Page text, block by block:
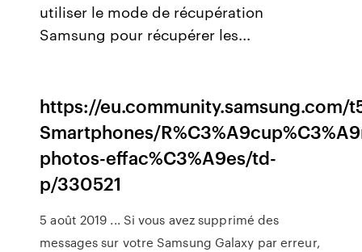
utiliser le mode de récupération
Samsung pour récupérer les...
https://eu.community.samsung.com/
Smartphones/
photos-effac%C3%A9es/td-
p/330521
5 août 2019 ... Si vous avez supprimé des
messages sur votre Samsung Galaxy par erreur,